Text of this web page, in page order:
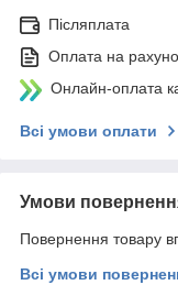
Післяплата
Оплата на
Онлайн-оплата
Всі умови оплати
Умови
Повернення товару
Всі умови